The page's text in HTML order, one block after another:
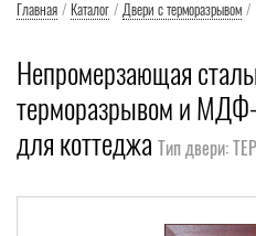
Главная / Каталог / Двери с терморазрывом /
Непромерзающая
терморазрывом и
для коттеджа Тип двери: